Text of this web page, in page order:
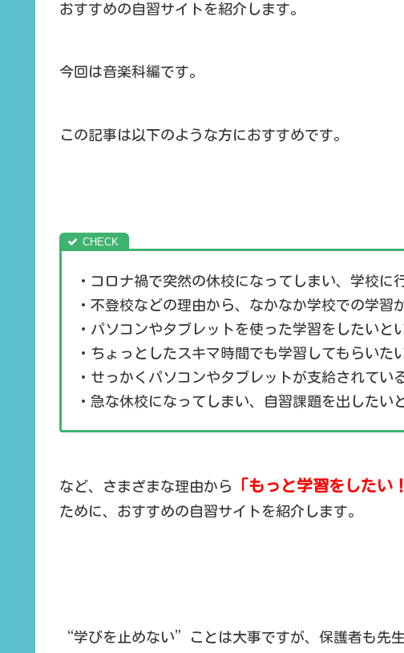
おすすめの自習サイトを紹介します。
今回は音楽科編です。
この記事は以下のような方におすすめです。
・コロナ禍で突然の休校になってしまい、学校に
・不登校などの理由から、なかなか学校での学習
・パソコンやタブレットを使った学習をしたいと
・ちょっとしたスキマ時間でも学習してもらいた
・せっかくパソコンやタブレットが支給されてい
・急な休校になってしまい、自習課題を出したい
など、さまざまな理由から 「もっと学習をしたい
ために、おすすめの自習サイトを紹介します。
“学びを止めない”ことは大事ですが、保護者も先